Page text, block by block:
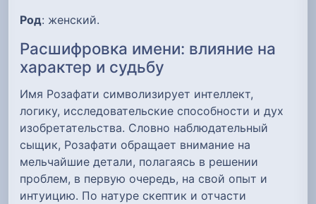
Род: женский.
Расшифровка имени: влияние на
характер и судьбу
Имя Розафати символизирует интеллект,
логику, исследовательские способности и дух
изобретательства. Словно наблюдательный
сыщик, Розафати обращает внимание на
мельчайшие детали, полагаясь в решении
проблем, в первую очередь, на свой опыт и
интуицию. По натуре скептик и отчасти